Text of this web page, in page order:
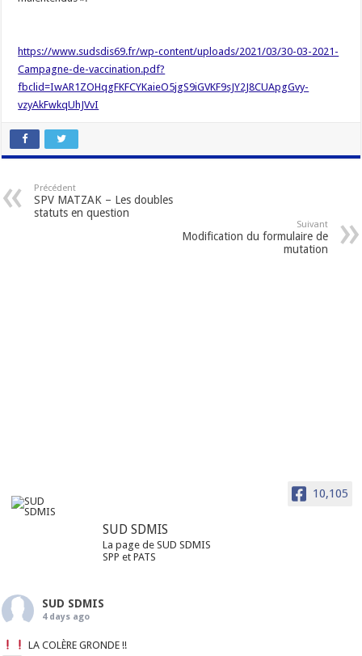
https://www.sudsdis69.fr/wp-content/uploads/2021/03/30-03-2021-
Campagne-de-vaccination.pdf?
fbclid=IwAR1ZOHqgFKFCYKaieO5jgS9iGVKF9sJY2J8CUApgGvy-
vzyAkFwkqUhJVvI
Précédent
SPV MATZAK – Les doubles
statuts en question
Suivant
Modification du formulaire de
mutation
10,105
SUD SDMIS
La page de SUD SDMIS
SPP et PATS
SUD SDMIS
4 days ago
LA COLÈRE GRONDE !!